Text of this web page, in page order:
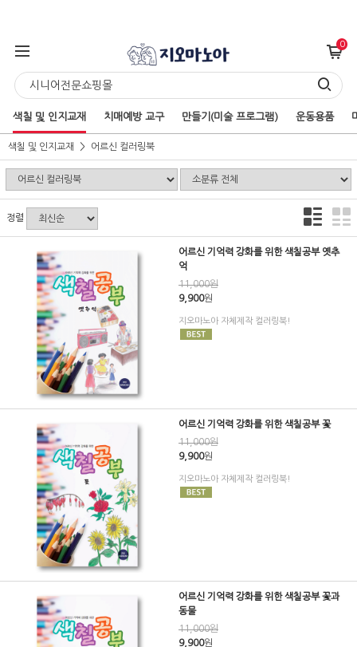
0
색칠 및 인지교재 치매예방 교구 만들기(미술 프로그램) 운동용품
색칠 및 인지교재 어르신 컬러링북
정렬
어르신 기억력 강화를 위한 색칠공부 옛추
억
11,000원
9,900원
지오마노아 자체제작 컬러링북!
어르신 기억력 강화를 위한 색칠공부 꽃
11,000원
9,900원
지오마노아 자체제작 컬러링북!
어르신 기억력 강화를 위한 색칠공부 꽃과
동물
11,000원
9,900원